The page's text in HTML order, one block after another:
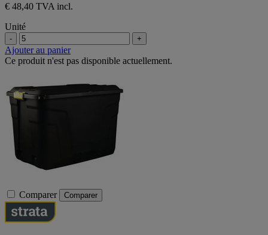
€ 48,40 TVA incl.
Unité
- +
Ajouter au panier
Ce produit n'est pas disponible actuellement.
Comparer Comparer